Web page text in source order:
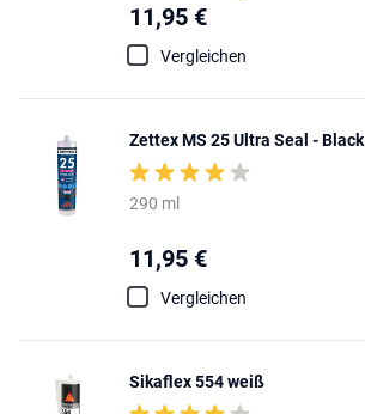
11,95 €
Vergleichen
Zettex MS 25 Ultra Seal - Black
290 ml
11,95 €
Vergleichen
Sikaflex 554 weiß